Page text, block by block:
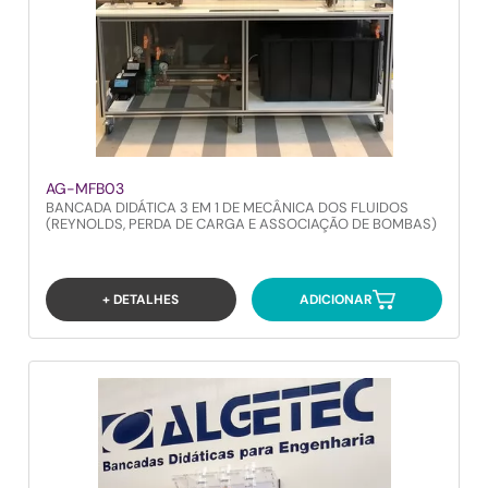
AG-MFB03
BANCADA DIDÁTICA 3 EM 1 DE MECÂNICA DOS FLUIDOS
(REYNOLDS, PERDA DE CARGA E ASSOCIAÇÃO DE BOMBAS)
+ DETALHES ADICIONAR